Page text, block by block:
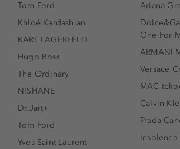
Tom Ford
Khloé Kardashian
KARL LAGERFELD
Hugo Boss
The Ordinary
NISHANE
Dr.Jart+
Tom Ford
Yves Saint Laurent
Ariana
One For
ARMANI
Versace
MAC
Calvin
Prada
Insolence